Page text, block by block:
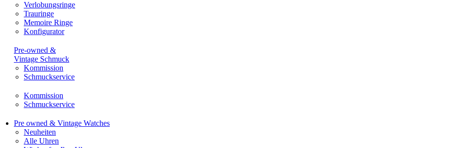
Verlobungsringe
Trauringe
Memoire Ringe
Konfigurator
Pre-owned &
Vintage Schmuck
Kommission
Schmuckservice
Kommission
Schmuckservice
Pre owned & Vintage Watches
Neuheiten
Alle Uhren